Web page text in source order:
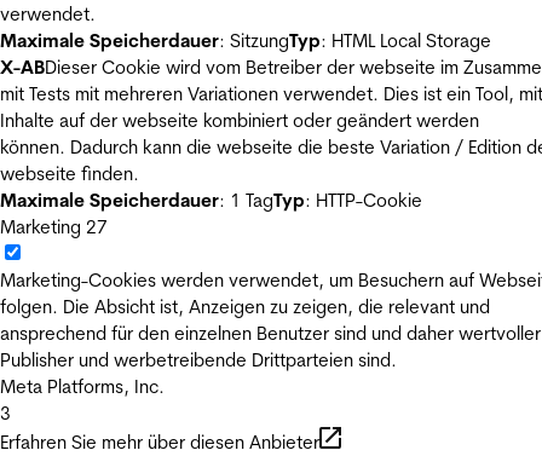
verwendet.
Maximale Speicherdauer: SitzungTyp: HTML Local Storage
X-ABDieser Cookie wird vom Betreiber der webseite im
mit Tests mit mehreren Variationen verwendet. Dies ist ein Tool,
Inhalte auf der webseite kombiniert oder geändert werden
können. Dadurch kann die webseite die beste Variation / Edition
webseite finden.
Maximale Speicherdauer: 1 TagTyp: HTTP-Cookie
Marketing 27
Marketing-Cookies werden verwendet, um Besuchern auf
folgen. Die Absicht ist, Anzeigen zu zeigen, die relevant und
ansprechend für den einzelnen Benutzer sind und daher
Publisher und werbetreibende Drittparteien sind.
Meta Platforms, Inc.
3
Erfahren Sie mehr über diesen Anbieter